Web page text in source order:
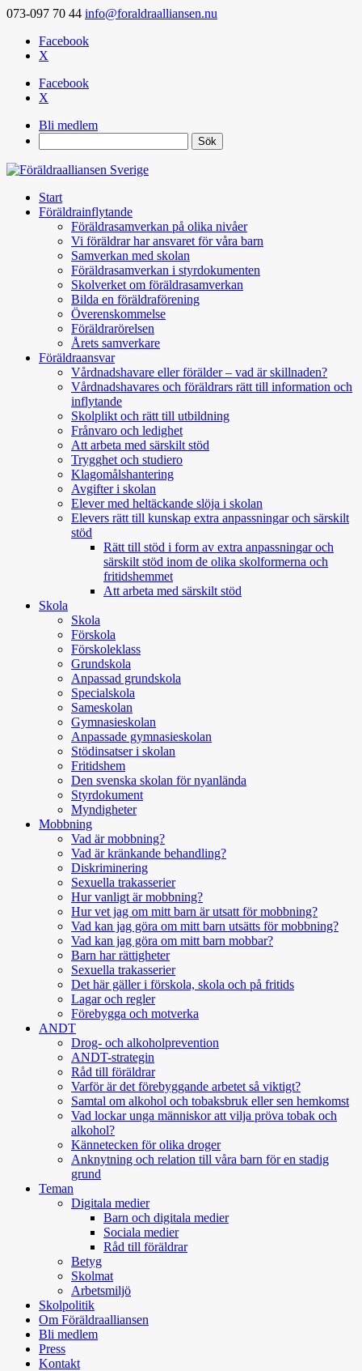
073-097 70 44 info@foraldraalliansen.nu
Facebook
X
Facebook
X
Bli medlem
Start
Föräldrainflytande
Föräldrasamverkan på olika nivåer
Vi föräldrar har ansvaret för våra barn
Samverkan med skolan
Föräldrasamverkan i styrdokumenten
Skolverket om föräldrasamverkan
Bilda en föräldraförening
Överenskommelse
Föräldrarörelsen
Årets samverkare
Föräldraansvar
Vårdnadshavare eller förälder – vad är skillnaden?
Vårdnadshavares och föräldrars rätt till information och
inflytande
Skolplikt och rätt till utbildning
Frånvaro och ledighet
Att arbeta med särskilt stöd
Trygghet och studiero
Klagomålshantering
Avgifter i skolan
Elever med heltäckande slöja i skolan
Elevers rätt till kunskap extra anpassningar och särskilt
stöd
Rätt till stöd i form av extra anpassningar och
särskilt stöd inom de olika skolformerna och
fritidshemmet
Att arbeta med särskilt stöd
Skola
Skola
Förskola
Förskoleklass
Grundskola
Anpassad grundskola
Specialskola
Sameskolan
Gymnasieskolan
Anpassade gymnasieskolan
Stödinsatser i skolan
Fritidshem
Den svenska skolan för nyanlända
Styrdokument
Myndigheter
Mobbning
Vad är mobbning?
Vad är kränkande behandling?
Diskriminering
Sexuella trakasserier
Hur vanligt är mobbning?
Hur vet jag om mitt barn är utsatt för mobbning?
Vad kan jag göra om mitt barn utsätts för mobbning?
Vad kan jag göra om mitt barn mobbar?
Barn har rättigheter
Sexuella trakasserier
Det här gäller i förskola, skola och på fritids
Lagar och regler
Förebygga och motverka
ANDT
Drog- och alkoholprevention
ANDT-strategin
Råd till föräldrar
Varför är det förebyggande arbetet så viktigt?
Samtal om alkohol och tobaksbruk eller sen hemkomst
Vad lockar unga människor att vilja pröva tobak och
alkohol?
Kännetecken för olika droger
Anknytning och relation till våra barn för en stadig
grund
Teman
Digitala medier
Barn och digitala medier
Sociala medier
Råd till föräldrar
Betyg
Skolmat
Arbetsmiljö
Skolpolitik
Om Föräldraalliansen
Bli medlem
Press
Kontakt